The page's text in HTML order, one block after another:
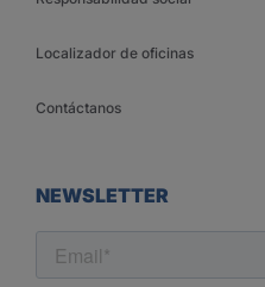
Localizador de oficinas
Contáctanos
NEWSLETTER